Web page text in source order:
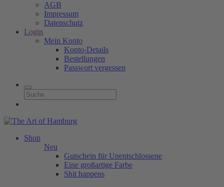
AGB
Impressum
Datenschutz
Login
Mein Konto
Konto-Details
Bestellungen
Passwort vergessen
Shop
Neu
Gutschein für Unentschlossene
Eine großartige Farbe
Shit happens